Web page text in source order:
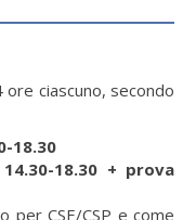
ciascuno, secondo
18.30
18.30 + prova
per CSE/CSP e come